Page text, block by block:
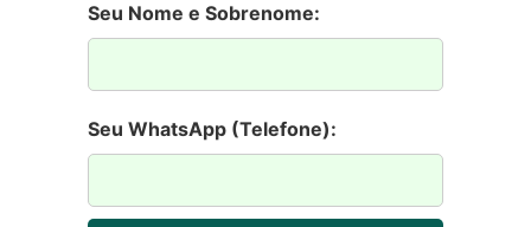
Seu Nome e Sobrenome:
Seu WhatsApp (Telefone):